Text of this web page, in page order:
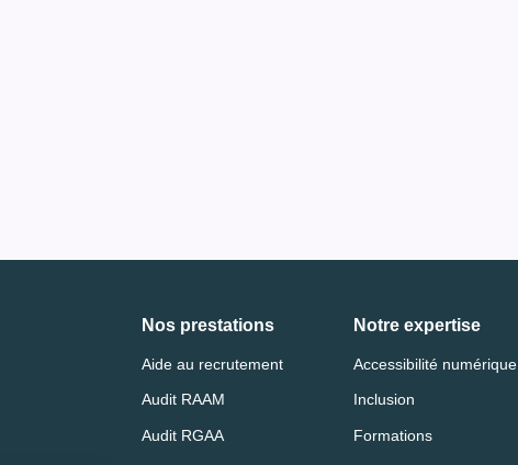
Nos prestations
Aide au recrutement
Audit RAAM
Audit RGAA
Notre expertise
Accessibilité numérique
Inclusion
Formations